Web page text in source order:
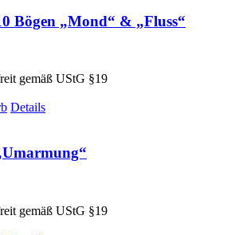
Bögen „Mond“ & „Fluss“
gemäß UStG §19
Details
gemäß UStG §19